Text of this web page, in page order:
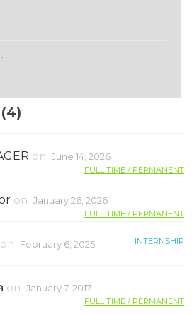
on June 14, 2026
FULL TIME / PERMANENT
on January 26, 2026
FULL TIME / PERMANENT
on February 6, 2025 INTERNSHIP
on January 7, 2017
FULL TIME / PERMANENT